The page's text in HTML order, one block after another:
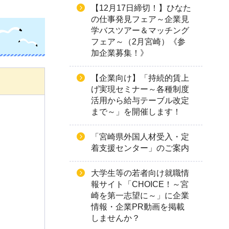
【12月17日締切！】ひなた
の仕事発見フェア～企業見
学バスツアー＆マッチング
フェア～（2月宮崎）《参
加企業募集！》
【企業向け】「持続的賃上
げ実現セミナー～各種制度
活用から給与テーブル改定
まで～」を開催します！
「宮崎県外国人材受入・定
着支援センター」のご案内
大学生等の若者向け就職情
報サイト「CHOICE！～宮
崎を第一志望に～」に企業
情報・企業PR動画を掲載
しませんか？